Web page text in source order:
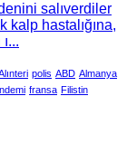
salıverdiler
kalp hastalığına,
polis ABD Almanya
fransa Filistin